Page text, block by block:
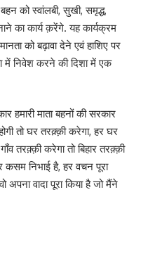
को स्वांलबी, सुखी, समृद्ध,
का कार्य क़रेंगे. यह कार्यक्रम
को बढ़ावा देने एवं हाशिए पर
में निवेश करने की दिशा में एक
हमारी माता बहनों की सरकार
तो घर तरक़्क़ी करेगा, हर घर
तरक़्क़ी करेगा तो बिहार तरक़्क़ी
कसम निभाई है, हर वचन पूरा
अपना वादा पूरा किया है जो मैंने